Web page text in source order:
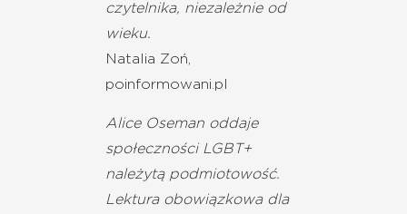
czytelnika, niezależnie od
wieku.
Natalia Zoń,
poinformowani.pl
Alice Oseman oddaje
społeczności LGBT+
należytą podmiotowość.
Lektura obowiązkowa dla